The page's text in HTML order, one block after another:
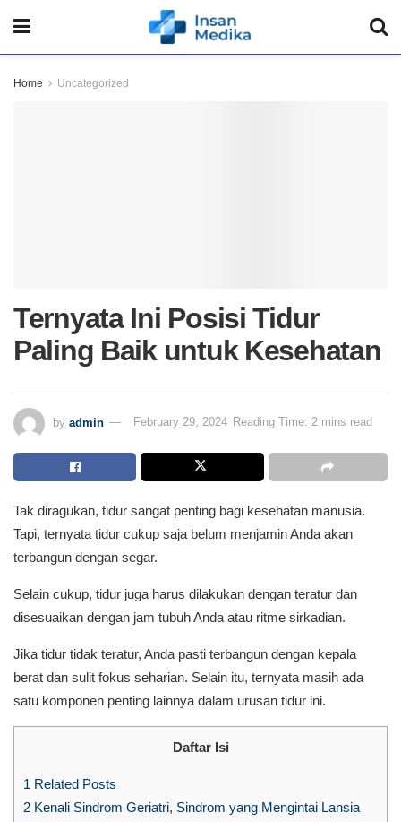
Home Uncategorized
Ternyata Ini Posisi Tidur
Paling Baik untuk Kesehatan
by admin February 29, 2024 Reading Time: 2 mins read
Tak diragukan, tidur sangat penting bagi kesehatan manusia.
Tapi, ternyata tidur cukup saja belum menjamin Anda akan
terbangun dengan segar.
Selain cukup, tidur juga harus dilakukan dengan teratur dan
disesuaikan dengan jam tubuh Anda atau ritme sirkadian.
Jika tidur tidak teratur, Anda pasti terbangun dengan kepala
berat dan sulit fokus seharian. Selain itu, ternyata masih ada
satu komponen penting lainnya dalam urusan tidur ini.
Daftar Isi
1 Related Posts
2 Kenali Sindrom Geriatri, Sindrom yang Mengintai Lansia